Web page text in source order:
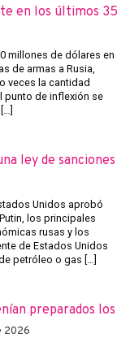
en los últimos 35
millones de dólares en
de armas a Rusia,
veces la cantidad
punto de inflexión se
ley de sanciones
Unidos aprobó
los principales
rusas y los
de Estados Unidos
petróleo o gas […]
preparados los
2026